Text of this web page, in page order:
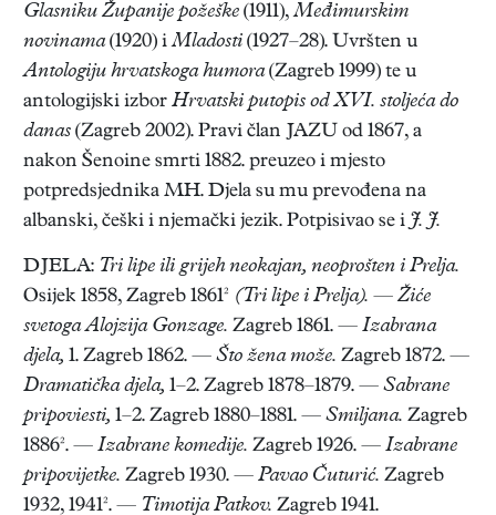
Glasniku Županije požeške (1911),Međimurskim
novinama(1920) iMladosti (1927–28). Uvršten u
Antologiju hrvatskoga humora(Zagreb 1999) te u
antologijski izbor Hrvatski putopis od XVI. stoljeća do
danas (Zagreb 2002). Pravi član JAZU od 1867, a
nakon Šenoine smrti 1882. preuzeo i mjesto
potpredsjednika MH. Djela su mu prevođena na
albanski, češki i njemački jezik. Potpisivao se i J. J.
DJELA: Tri lipe ili grijeh neokajan, neoprošten i Prelja.
Osijek 1858, Zagreb 1861² (Tri lipe i Prelja). — Žiće
svetoga Alojzija Gonzage. Zagreb 1861. — Izabrana
djela, 1. Zagreb 1862. — Što žena može. Zagreb 1872. —
Dramatička djela, 1–2. Zagreb 1878–1879. — Sabrane
pripoviesti, 1–2. Zagreb 1880–1881. — Smiljana. Zagreb
1886². — Izabrane komedije. Zagreb 1926. — Izabrane
pripovijetke. Zagreb 1930. — Pavao Čuturić. Zagreb
1932, 1941². — Timotija Patkov. Zagreb 1941.